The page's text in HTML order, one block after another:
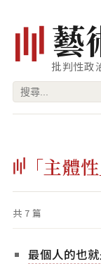
藝
批判性政
搜
字:
藝術家
創作類型
專題
索引
「主體性
共 7 篇
最個人的也